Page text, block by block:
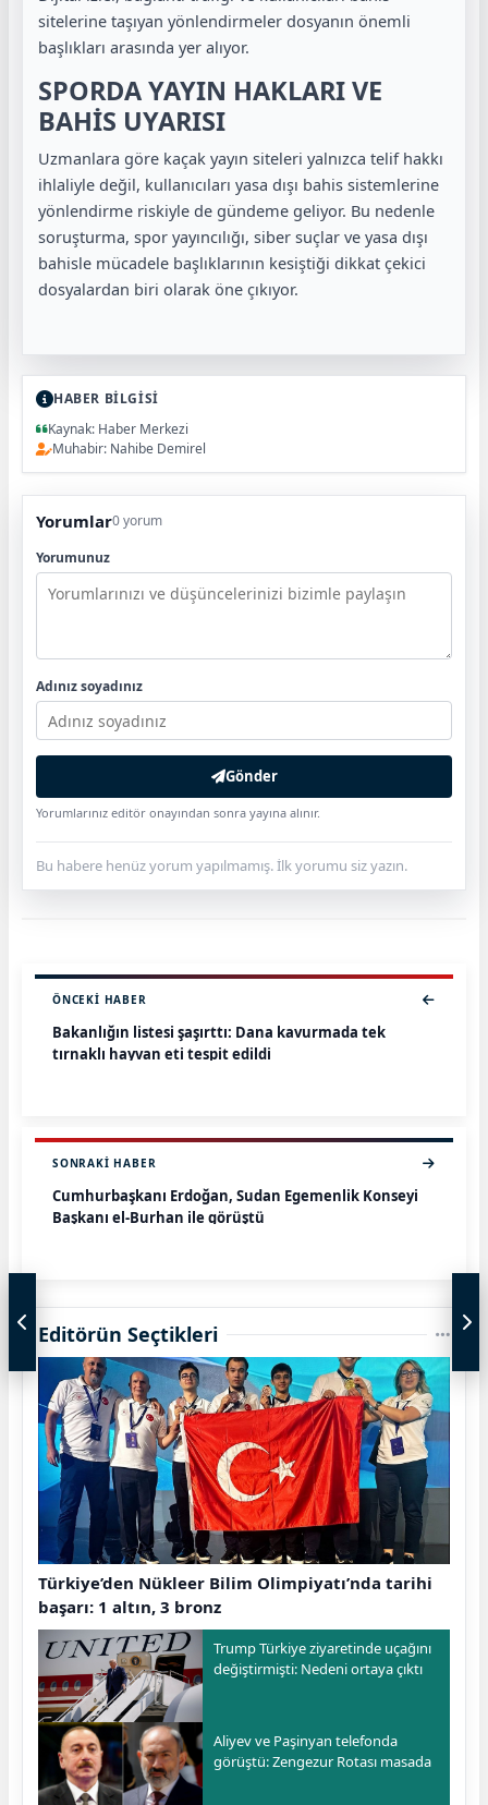
sitelerine taşıyan yönlendirmeler dosyanın önemli
başlıkları arasında yer alıyor.
SPORDA YAYIN HAKLARI VE
BAHİS UYARISI
Uzmanlara göre kaçak yayın siteleri yalnızca telif hakkı
ihlaliyle değil, kullanıcıları yasa dışı bahis sistemlerine
yönlendirme riskiyle de gündeme geliyor. Bu nedenle
soruşturma, spor yayıncılığı, siber suçlar ve yasa dışı
bahisle mücadele başlıklarının kesiştiği dikkat çekici
dosyalardan biri olarak öne çıkıyor.
HABER BİLGİSİ
Kaynak: Haber Merkezi
Muhabir: Nahibe Demirel
Yorumlar0 yorum
Yorumunuz
Adınız soyadınız
Gönder
Yorumlarınız editör onayından sonra yayına alınır.
Bu habere henüz yorum yapılmamış. İlk yorumu siz yazın.
ÖNCEKI HABER
Bakanlığın listesi şaşırttı: Dana kavurmada tek
tırnaklı hayvan eti tespit edildi
SONRAKI HABER
Cumhurbaşkanı Erdoğan, Sudan Egemenlik Konseyi
Başkanı el-Burhan ile görüştü
Editörün Seçtikleri
Türkiye’den Nükleer Bilim Olimpiyatı’nda tarihi
başarı: 1 altın, 3 bronz
Trump Türkiye ziyaretinde uçağını
değiştirmişti: Nedeni ortaya çıktı
Aliyev ve Paşinyan telefonda
görüştü: Zengezur Rotası masada